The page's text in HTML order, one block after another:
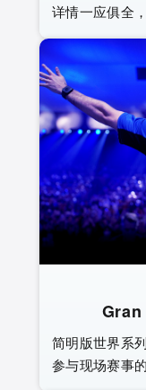
详情一应俱全
简明版世界系
参与现场赛事的